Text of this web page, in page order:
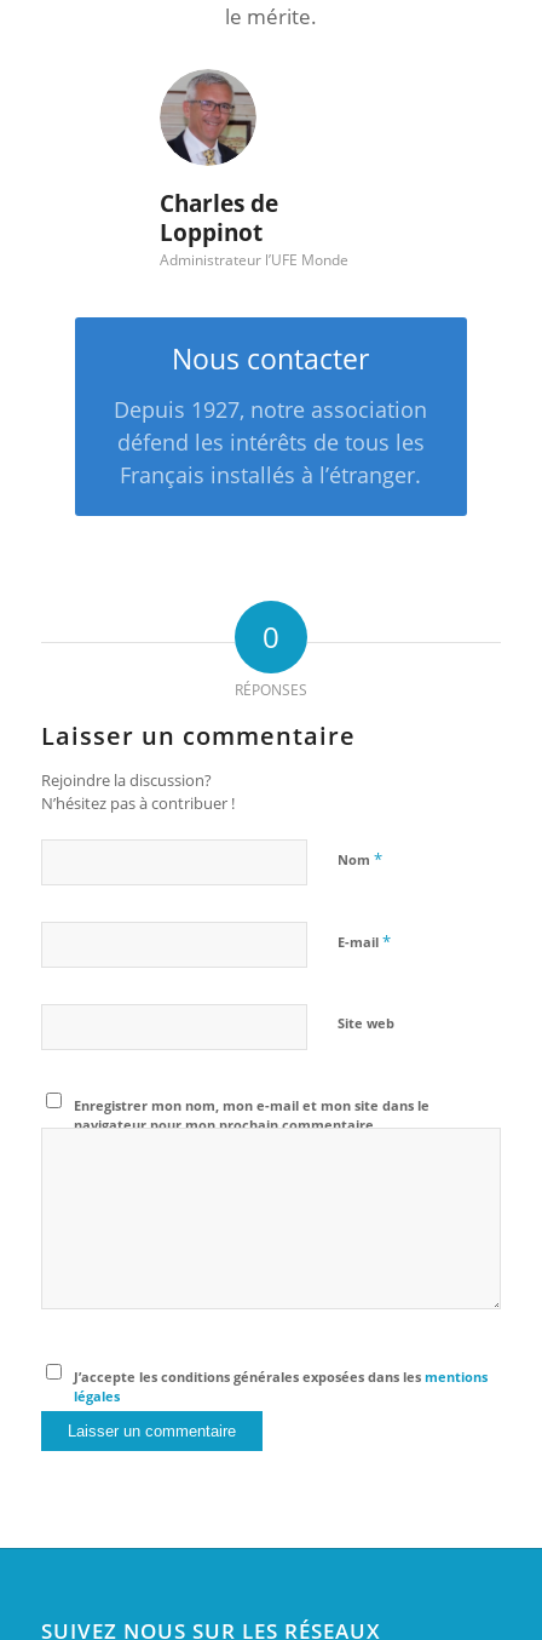
le mérite.
Charles de
Loppinot
Administrateur l’UFE Monde
Nous contacter
Depuis 1927, notre association
défend les intérêts de tous les
Français installés à l’étranger.
0
RÉPONSES
Laisser un commentaire
Rejoindre la discussion?
N’hésitez pas à contribuer !
Nom *
E-mail *
Site web
Enregistrer mon nom, mon e-mail et mon site dans le
navigateur pour mon prochain commentaire.
J’accepte les conditions générales exposées dans lesmentions
légales
SUIVEZ NOUS SUR LES RÉSEAUX